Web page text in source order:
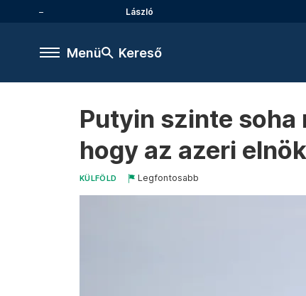
László
Menü Kereső
Putyin szinte
hogy az azeri
KÜLFÖLD Legfontosabb